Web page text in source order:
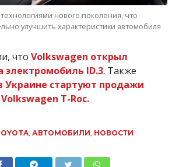
нового поколения, что
улучшить характеристики автомобиля
что Volkswagen открыл
электромобиль ID.3. Также
Украине стартуют продажи
T-Roc.
, АВТОМОБИЛИ, НОВОСТИ